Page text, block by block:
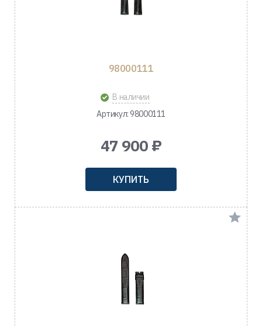
98000111
В наличии
Артикул: 98000111
47 900 ₽
КУПИТЬ